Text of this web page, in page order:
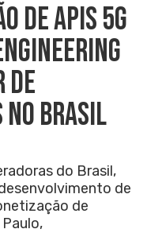
DE APIS 5G
DE
NO BRASIL
do Brasil,
de
de